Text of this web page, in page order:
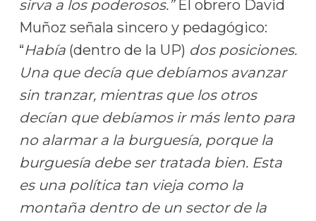
sirva a los poderosos.” El obrero David
Muñoz señala sincero y pedagógico:
“Había (dentro de la UP) dos posiciones.
Una que decía que debíamos avanzar
sin tranzar, mientras que los otros
decían que debíamos ir más lento para
no alarmar a la burguesía, porque la
burguesía debe ser tratada bien. Esta
es una política tan vieja como la
montaña dentro de un sector de la